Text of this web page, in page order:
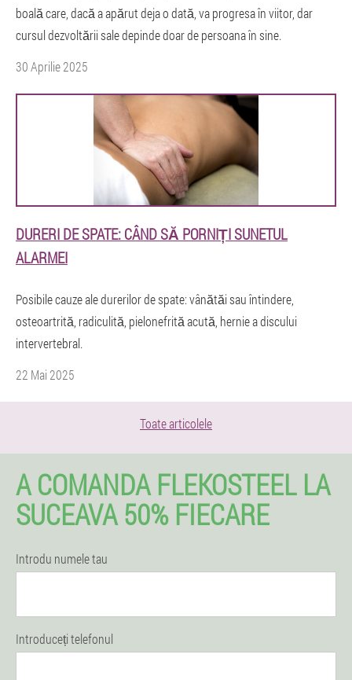
boală care, dacă a apărut deja o dată, va progresa în viitor, dar
cursul dezvoltării sale depinde doar de persoana în sine.
30 Aprilie 2025
DURERI DE SPATE: CÂND SĂ PORNIȚI SUNETUL
ALARMEI
Posibile cauze ale durerilor de spate: vânătăi sau întindere,
osteoartrită, radiculită, pielonefrită acută, hernie a discului
intervertebral.
22 Mai 2025
Toate articolele
A COMANDA FLEKOSTEEL LA
SUCEAVA 50% FIECARE
Introdu numele tau
Introduceți telefonul